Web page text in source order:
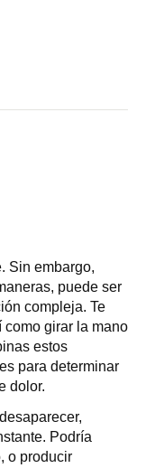
Sin embargo,
puede ser
compleja. Te
como girar la mano
estos
para determinar
dolor.
Podría
o producir